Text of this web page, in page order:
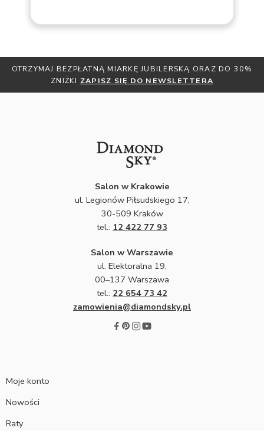
OTRZYMAJ BEZPŁATNĄ MIARKĘ JUBILERSKĄ ORAZ DO 30%
ZNIŻKI ZAPISZ SIĘ DO NEWSLETTERA
Salon w Krakowie
ul. Legionów Piłsudskiego 17,
30-509 Kraków
tel.: 12 422 77 93
Salon w Warszawie
ul. Elektoralna 19,
00–137 Warszawa
tel.: 22 654 73 42
zamowienia@diamondsky.pl
Moje konto
Nowości
Raty